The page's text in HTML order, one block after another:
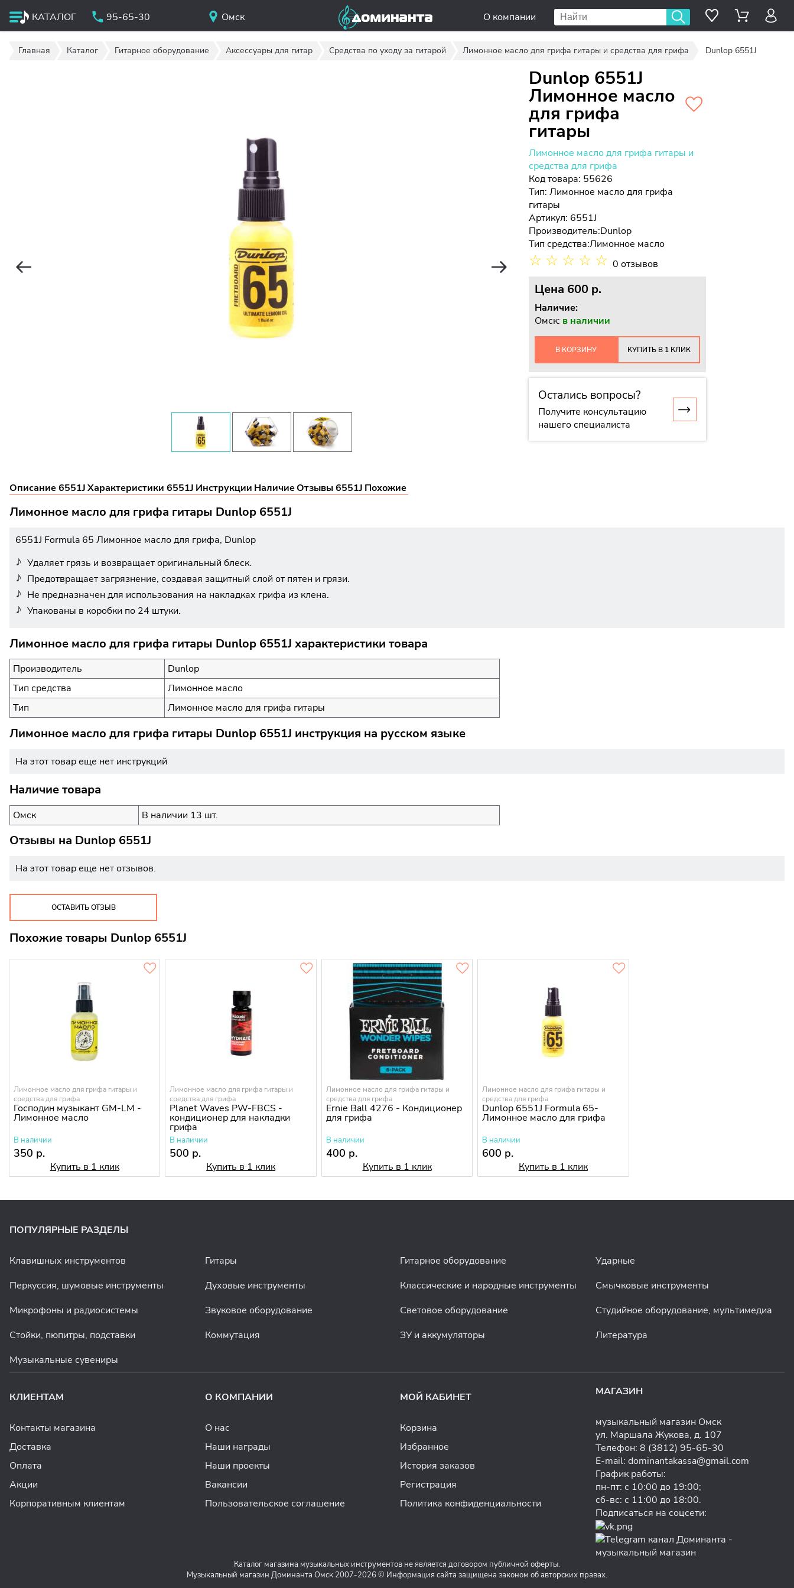
КАТАЛОГ 95-65-30 Омск О компании
Главная Каталог Гитарное оборудование Аксессуары для гитар Средства по уходу за гитарой Лимонное масло для грифа гитары и средства для грифа Dunlop 6551J
Dunlop 6551J
Лимонное масло
для грифа
гитары
Лимонное масло для грифа гитары и
средства для грифа
Код товара: 55626
Тип:Лимонное масло для грифа
гитары
Артикул: 6551J
Производитель:Dunlop
Тип средства:Лимонное масло
☆ ☆ ☆ ☆ ☆ 0 отзывов
Цена 600 p.
Наличие:
Омск: в наличии
В КОРЗИНУ КУПИТЬ В 1 КЛИК
Остались вопросы?
Получите консультацию
нашего специалиста
Описание 6551JХарактеристики 6551J Инструкции НаличиеОтзывы 6551J Похожие
Лимонное масло для грифа гитары Dunlop 6551J
6551J Formula 65 Лимонное масло для грифа, Dunlop
Удаляет грязь и возвращает оригинальный блеск.
Предотвращает загрязнение, создавая защитный слой от пятен и грязи.
Не предназначен для использования на накладках грифа из клена.
Упакованы в коробки по 24 штуки.
Лимонное масло для грифа гитары Dunlop 6551J характеристики товара
Производитель
Dunlop
Тип средства
Лимонное масло
Тип
Лимонное масло для грифа гитары
Лимонное масло для грифа гитары Dunlop 6551J инструкция на русском языке
На этот товар еще нет инструкций
Наличие товара
Омск В наличии 13 шт.
Отзывы на Dunlop 6551J
На этот товар еще нет отзывов.
ОСТАВИТЬ ОТЗЫВ
Похожие товары Dunlop 6551J
Лимонное масло для грифа гитары и
средства для грифа
Господин музыкант GM-LM -
Лимонное масло
В наличии
350 р.
Купить в 1 клик
Лимонное масло для грифа гитары и
средства для грифа
Planet Waves PW-FBCS -
кондиционер для накладки
грифа
В наличии
500 р.
Купить в 1 клик
Лимонное масло для грифа гитары и
средства для грифа
Ernie Ball 4276 - Кондиционер
для грифа
В наличии
400 р.
Купить в 1 клик
Лимонное масло для грифа гитары и
средства для грифа
Dunlop 6551J Formula 65-
Лимонное масло для грифа
В наличии
600 р.
Купить в 1 клик
ПОПУЛЯРНЫЕ РАЗДЕЛЫ
Клавишных инструментов Гитары Гитарное оборудование
Ударные
Перкуссия, шумовые инструменты
Духовые инструменты Классические и народные инструменты
Смычковые инструменты
Микрофоны и радиосистемы
Звуковое оборудование Световое оборудование
Студийное оборудование, мультимедиа
Стойки, пюпитры, подставки
Коммутация ЗУ и аккумуляторы
Литература
Музыкальные сувениры
КЛИЕНТАМ
Контакты магазина
Доставка
Оплата
Акции
Корпоративным клиентам
О КОМПАНИИ
О нас
Наши награды
Наши проекты
Вакансии
Пользовательское соглашение
МОЙ КАБИНЕТ
Корзина
Избранное
История заказов
Регистрация
Политика конфиденциальности
МАГАЗИН
музыкальный магазин Омск
ул. Маршала Жукова, д. 107
Телефон: 8 (3812) 95-65-30
E-mail: dominantakassa@gmail.com
График работы:
пн-пт: с 10:00 до 19:00;
сб-вс: с 11:00 до 18:00.
Подписаться на соцсети:
Каталог магазина музыкальных инструментов не является договором публичной оферты.
Музыкальный магазин Доминанта Омск 2007-2026 © Информация сайта защищена законом об авторских правах.